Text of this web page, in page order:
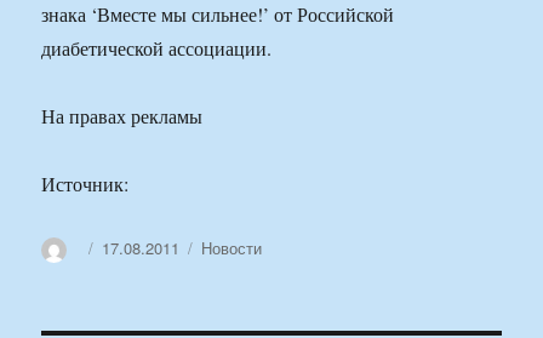
знака ‘Вместе мы сильнее!’ от Российской
диабетической ассоциации.
На правах рекламы
Источник:
АвторОпубликовано
17.08.2011 Рубрики
Новости